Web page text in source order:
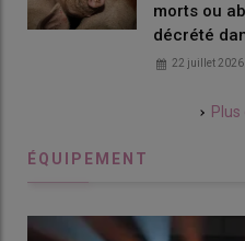
morts ou
décrété
22 juillet 2026
ÉQUIPEMENT